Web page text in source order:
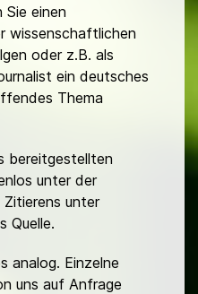
Sie einen
wissenschaftlichen
oder z.B. als
ein deutsches
Thema
bereitgestellten
unter der
unter
Quelle.
analog. Einzelne
uns auf Anfrage